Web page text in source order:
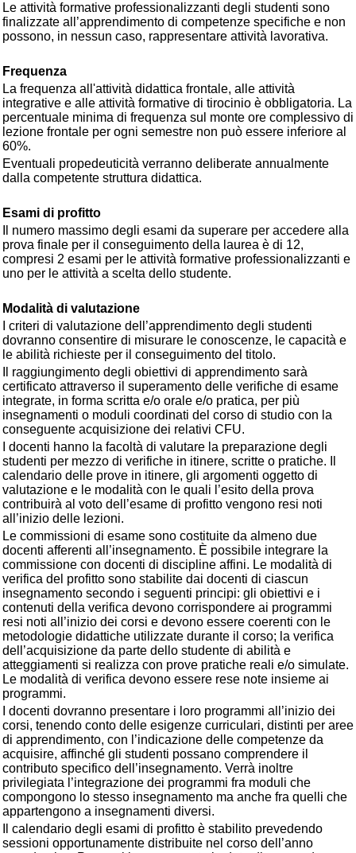
Le attività formative professionalizzanti degli studenti sono
finalizzate all’apprendimento di competenze specifiche e non
possono, in nessun caso, rappresentare attività lavorativa.
Frequenza
La frequenza all'attività didattica frontale, alle attività
integrative e alle attività formative di tirocinio è obbligatoria. La
percentuale minima di frequenza sul monte ore complessivo di
lezione frontale per ogni semestre non può essere inferiore al
60%.
Eventuali propedeuticità verranno deliberate annualmente
dalla competente struttura didattica.
Esami di profitto
Il numero massimo degli esami da superare per accedere alla
prova finale per il conseguimento della laurea è di 12,
compresi 2 esami per le attività formative professionalizzanti e
uno per le attività a scelta dello studente.
Modalità di valutazione
I criteri di valutazione dell’apprendimento degli studenti
dovranno consentire di misurare le conoscenze, le capacità e
le abilità richieste per il conseguimento del titolo.
Il raggiungimento degli obiettivi di apprendimento sarà
certificato attraverso il superamento delle verifiche di esame
integrate, in forma scritta e/o orale e/o pratica, per più
insegnamenti o moduli coordinati del corso di studio con la
conseguente acquisizione dei relativi CFU.
I docenti hanno la facoltà di valutare la preparazione degli
studenti per mezzo di verifiche in itinere, scritte o pratiche. Il
calendario delle prove in itinere, gli argomenti oggetto di
valutazione e le modalità con le quali l’esito della prova
contribuirà al voto dell’esame di profitto vengono resi noti
all’inizio delle lezioni.
Le commissioni di esame sono costituite da almeno due
docenti afferenti all’insegnamento. È possibile integrare la
commissione con docenti di discipline affini. Le modalità di
verifica del profitto sono stabilite dai docenti di ciascun
insegnamento secondo i seguenti principi: gli obiettivi e i
contenuti della verifica devono corrispondere ai programmi
resi noti all’inizio dei corsi e devono essere coerenti con le
metodologie didattiche utilizzate durante il corso; la verifica
dell’acquisizione da parte dello studente di abilità e
atteggiamenti si realizza con prove pratiche reali e/o simulate.
Le modalità di verifica devono essere rese note insieme ai
programmi.
I docenti dovranno presentare i loro programmi all’inizio dei
corsi, tenendo conto delle esigenze curriculari, distinti per aree
di apprendimento, con l’indicazione delle competenze da
acquisire, affinché gli studenti possano comprendere il
contributo specifico dell’insegnamento. Verrà inoltre
privilegiata l’integrazione dei programmi fra moduli che
compongono lo stesso insegnamento ma anche fra quelli che
appartengono a insegnamenti diversi.
Il calendario degli esami di profitto è stabilito prevedendo
sessioni opportunamente distribuite nel corso dell’anno